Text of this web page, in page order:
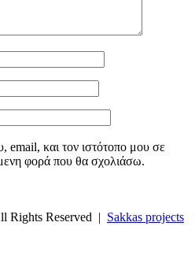
και τον ιστότοπο μου σε
φορά που θα σχολιάσω.
Rights Reserved | Sakkas projects